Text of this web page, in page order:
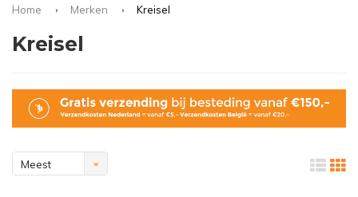
Home Merken Kreisel
Kreisel
Meest